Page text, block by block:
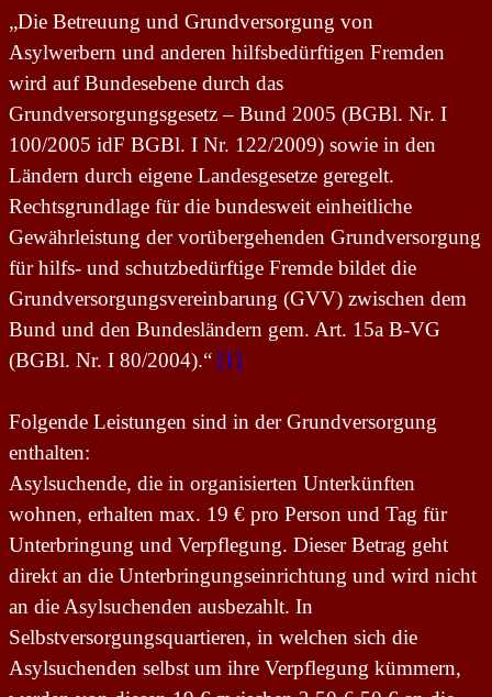
„Die Betreuung und Grundversorgung von
Asylwerbern und anderen hilfsbedürftigen Fremden
wird auf Bundesebene durch das
Grundversorgungsgesetz – Bund 2005 (BGBl. Nr. I
100/2005 idF BGBl. I Nr. 122/2009) sowie in den
Ländern durch eigene Landesgesetze geregelt.
Rechtsgrundlage für die bundesweit einheitliche
Gewährleistung der vorübergehenden Grundversorgung
für hilfs- und schutzbedürftige Fremde bildet die
Grundversorgungsvereinbarung (GVV) zwischen dem
Bund und den Bundesländern gem. Art. 15a B-VG
(BGBl. Nr. I 80/2004).“ [1]
Folgende Leistungen sind in der Grundversorgung
enthalten:
Asylsuchende, die in organisierten Unterkünften
wohnen, erhalten max. 19 € pro Person und Tag für
Unterbringung und Verpflegung. Dieser Betrag geht
direkt an die Unterbringungseinrichtung und wird nicht
an die Asylsuchenden ausbezahlt. In
Selbstversorgungsquartieren, in welchen sich die
Asylsuchenden selbst um ihre Verpflegung kümmern,